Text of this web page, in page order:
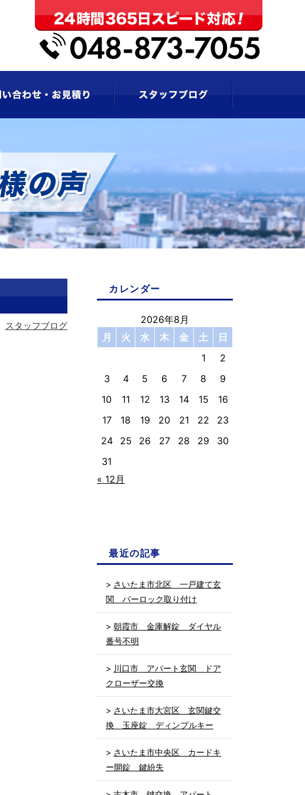
スタッフブログ
カレンダー
2026年8月
月
火 水 木 金 土
日
1
2
3
4 5 6 7 8
9
10
11 12 13 14 15
16
17
18 19 20 21 22
23
24
25 26 27 28 29
30
31
« 12月
最近の記事
さいたま市北区 一戸建て玄
関 バーロック取り付け
朝霞市 金庫解錠 ダイヤル
番号不明
川口市 アパート玄関 ドア
クローザー交換
さいたま市大宮区 玄関鍵交
換 玉座錠 ディンプルキー
さいたま市中央区 カードキ
ー開錠 鍵紛失